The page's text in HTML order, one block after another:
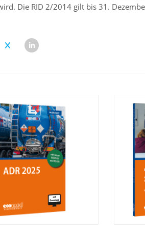
Die RID 2/2014 gilt bis 31.